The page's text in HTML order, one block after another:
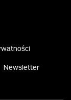
on Rss
Newsletter